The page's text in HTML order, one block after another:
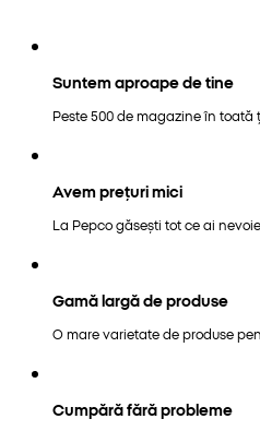
Suntem aproape de tine
Peste 500 de magazine în toată
Avem prețuri mici
La Pepco găsești tot ce ai
Gamă largă de produse
O mare varietate de produse
Cumpără fără probleme